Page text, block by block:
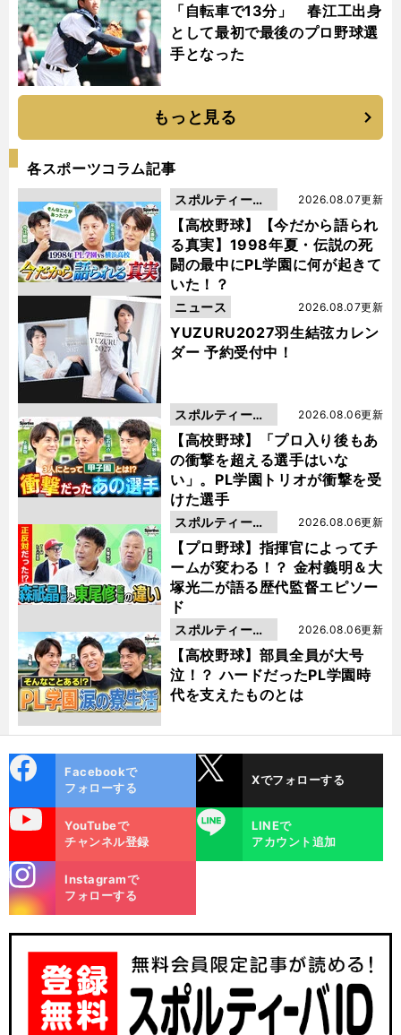
「自転車で13分」 春江工出身
として最初で最後のプロ野球選
手となった
もっと見る
各スポーツコラム記事
【高校野球】【今だから語られ
る真実】1998年夏・伝説の死
闘の最中にPL学園に何が起きて
いた！？
2026.08.07更新
スポルティーバ
動画
YUZURU2027羽生結弦カレン
ダー 予約受付中！
2026.08.07更新
ニュース
【高校野球】「プロ入り後もあ
の衝撃を超える選手はいな
い」。PL学園トリオが衝撃を受
けた選手
2026.08.06更新
スポルティーバ
動画
【プロ野球】指揮官によってチ
ームが変わる！？ 金村義明＆大
塚光二が語る歴代監督エピソー
ド
2026.08.06更新
スポルティーバ
動画
【高校野球】部員全員が大号
泣！？ ハードだったPL学園時
代を支えたものとは
2026.08.06更新
スポルティーバ
動画
ok
Facebookで
フォローする
Xでフォローする
YouTubeで
チャンネル登録
LINE
LINEで
アカウント追加
m
Instagramで
フォローする